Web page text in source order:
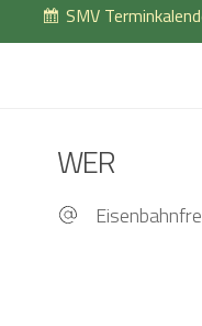
SMV
WER